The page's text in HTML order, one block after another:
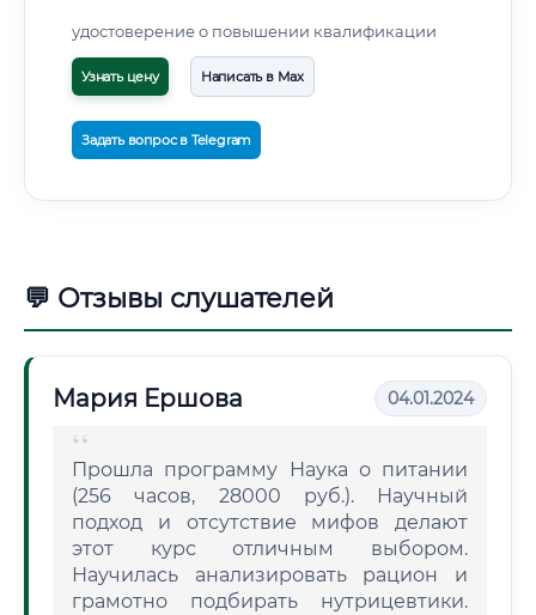
удостоверение о повышении квалификации
Узнать цену Написать в Max
Задать вопрос в Telegram
💬 Отзывы слушателей
Мария Ершова 04.01.2024
Прошла программу Наука о питании
(256 часов, 28000 руб.). Научный
подход и отсутствие мифов делают
этот курс отличным выбором.
Научилась анализировать рацион и
грамотно подбирать нутрицевтики.